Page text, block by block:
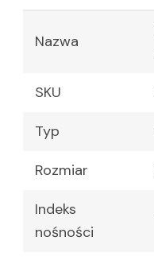
Nazwa
SKU
Typ
Rozmiar
Indeks
nośności